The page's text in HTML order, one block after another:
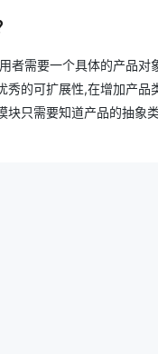
者需要一个具体的产品对
的可扩展性,在增加产品
只需要知道产品的抽象